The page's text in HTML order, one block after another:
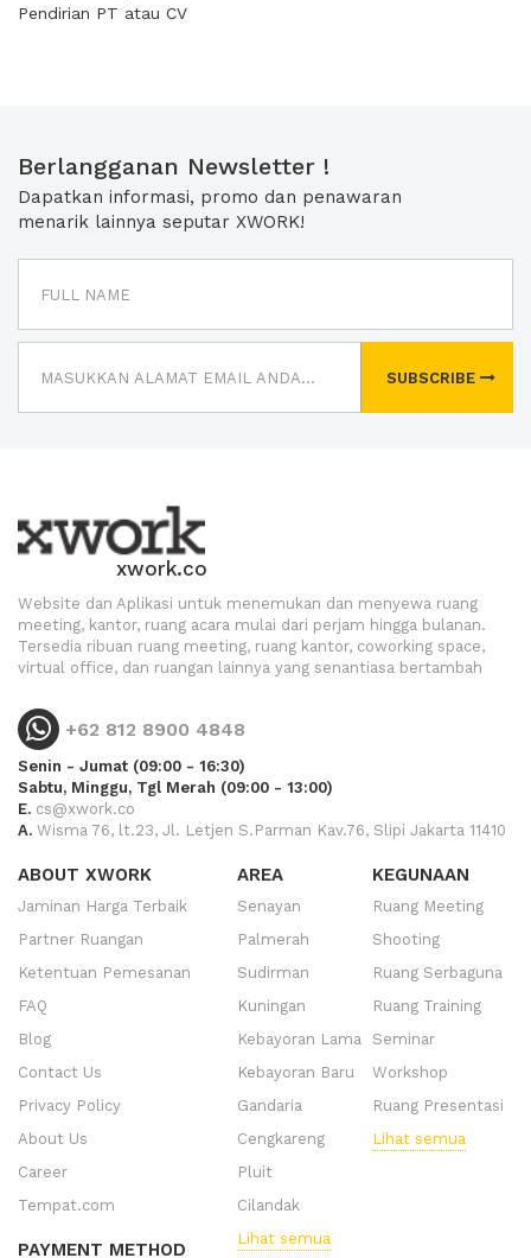
Pendirian PT atau CV
Berlangganan Newsletter !
Dapatkan informasi, promo dan penawaran
menarik lainnya seputar XWORK!
SUBSCRIBE
xwork.co
Website dan Aplikasi untuk menemukan dan menyewa ruang
meeting, kantor, ruang acara mulai dari perjam hingga bulanan.
Tersedia ribuan ruang meeting, ruang kantor, coworking space,
virtual office, dan ruangan lainnya yang senantiasa bertambah
+62 812 8900 4848
Senin - Jumat (09:00 - 16:30)
Sabtu, Minggu, Tgl Merah (09:00 - 13:00)
E. cs@xwork.co
A. Wisma 76, lt.23, Jl. Letjen S.Parman Kav.76, Slipi Jakarta 11410
ABOUT XWORK
Jaminan Harga Terbaik
Partner Ruangan
Ketentuan Pemesanan
FAQ
Blog
Contact Us
Privacy Policy
About Us
Career
Tempat.com
PAYMENT METHOD
AREA
Senayan
Palmerah
Sudirman
Kuningan
Kebayoran Lama
Kebayoran Baru
Gandaria
Cengkareng
Pluit
Cilandak
Lihat semua
KEGUNAAN
Ruang Meeting
Shooting
Ruang Serbaguna
Ruang Training
Seminar
Workshop
Ruang Presentasi
Lihat semua